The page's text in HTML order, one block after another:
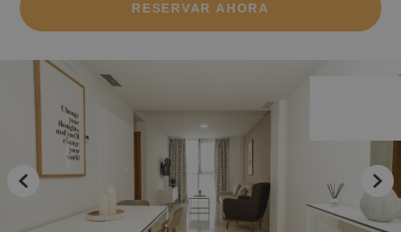
RESERVAR AHORA